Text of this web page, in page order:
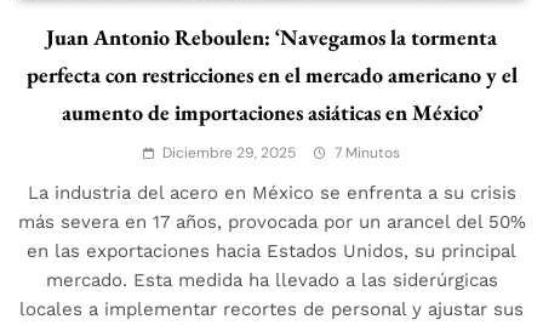
Juan Antonio Reboulen: ‘Navegamos la tormenta
perfecta con restricciones en el mercado americano y el
aumento de importaciones asiáticas en México’
Diciembre 29, 2025 7 Minutos
La industria del acero en México se enfrenta a su crisis
más severa en 17 años, provocada por un arancel del 50%
en las exportaciones hacia Estados Unidos, su principal
mercado. Esta medida ha llevado a las siderúrgicas
locales a implementar recortes de personal y ajustar sus